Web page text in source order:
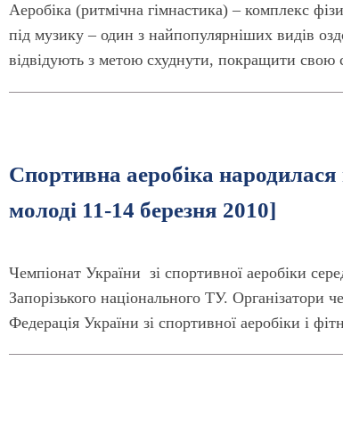
Аеробіка (ритмічна гімнастика) – комплекс
під музику – один з найпопулярніших видів
відвідують з метою схуднути, покращити свою
Спортивна аеробіка
молоді 11-14 березня 2010]
Чемпіонат України зі спортивної аеробіки
Запорізького національного ТУ.
Федерація України зі спортивної аеробіки і